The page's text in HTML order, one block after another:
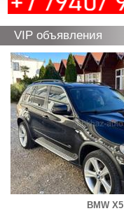
VIP объявления
BMW X5